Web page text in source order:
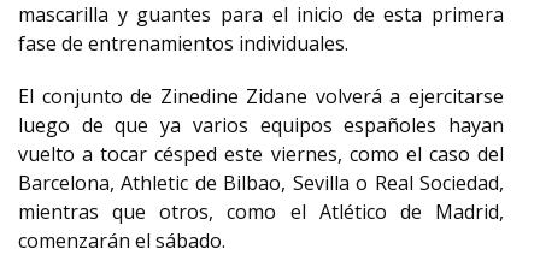
mascarilla y guantes para el inicio de esta primera
fase de entrenamientos individuales.
El conjunto de Zinedine Zidane volverá a ejercitarse
luego de que ya varios equipos españoles hayan
vuelto a tocar césped este viernes, como el caso del
Barcelona, Athletic de Bilbao, Sevilla o Real Sociedad,
mientras que otros, como el Atlético de Madrid,
comenzarán el sábado.